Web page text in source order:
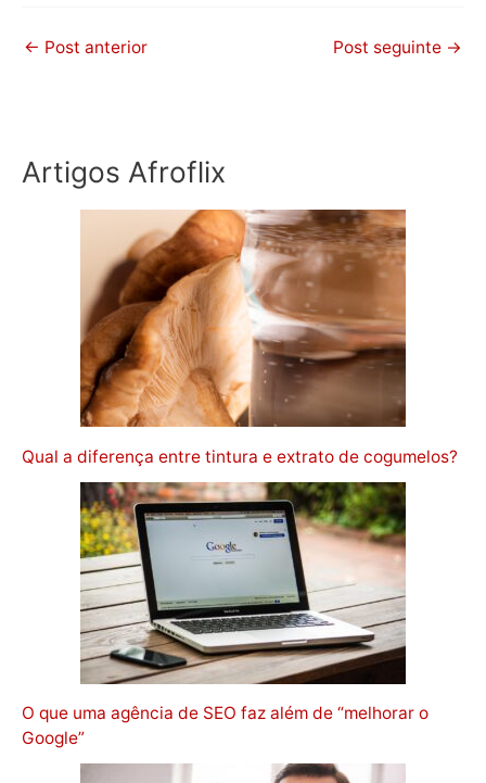
← Post anterior Post seguinte →
Artigos Afroflix
Qual a diferença entre tintura e extrato de cogumelos?
O que uma agência de SEO faz além de “melhorar o
Google”